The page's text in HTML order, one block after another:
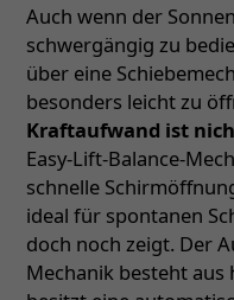
Auch wenn der
schwergängig zu
über eine
besonders leicht zu
Kraftaufwand ist
Easy-Lift-Balance-
schnelle
ideal für spontanen
doch noch zeigt. Der
Mechanik besteht